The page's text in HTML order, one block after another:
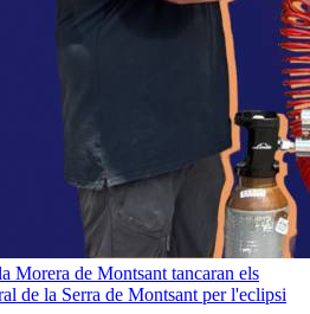
Morera de Montsant tancaran els
de la Serra de Montsant per l'eclipsi